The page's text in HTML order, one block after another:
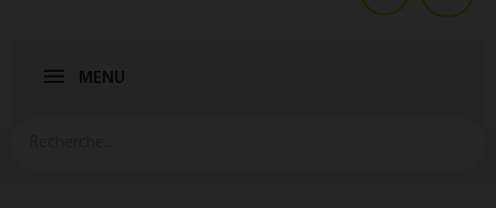
MENU